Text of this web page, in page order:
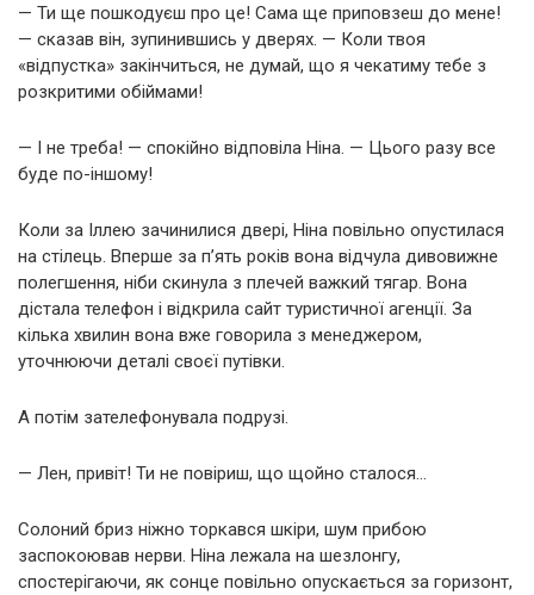
— Ти ще пошкодуєш про це! Сама ще приповзеш до мене!
— сказав він, зупинившись у дверях. — Коли твоя
«відпустка» закінчиться, не думай, що я чекатиму тебе з
розкритими обіймами!
— І не треба! — спокійно відповіла Ніна. — Цього разу все
буде по-іншому!
Коли за Іллею зачинилися двері, Ніна повільно опустилася
на стілець. Вперше за п’ять років вона відчула дивовижне
полегшення, ніби скинула з плечей важкий тягар. Вона
дістала телефон і відкрила сайт туристичної агенції. За
кілька хвилин вона вже говорила з менеджером,
уточнюючи деталі своєї путівки.
А потім зателефонувала подрузі.
— Лен, привіт! Ти не повіриш, що щойно сталося…
Солоний бриз ніжно торкався шкіри, шум прибою
заспокоював нерви. Ніна лежала на шезлонгу,
спостерігаючи, як сонце повільно опускається за горизонт,